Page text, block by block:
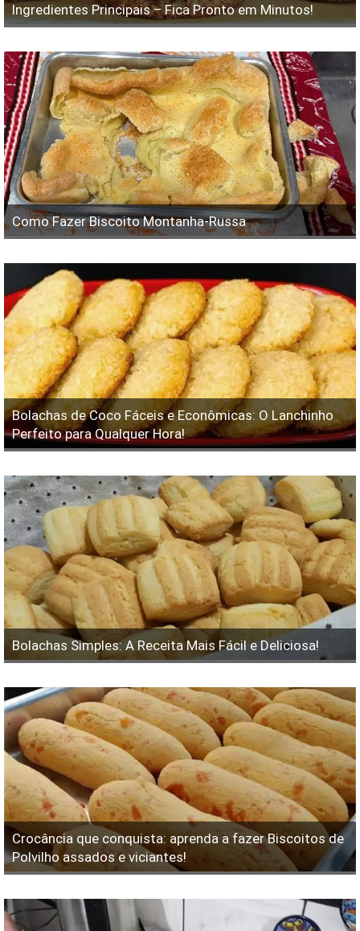
Ingredientes Principais – Fica Pronto em Minutos!
Como Fazer Biscoito Montanha-Russa
Bolachas de Coco Fáceis e Econômicas: O Lanchinho
Perfeito para Qualquer Hora!
Bolachas Simples: A Receita Mais Fácil e Deliciosa!
Crocância que conquista: aprenda a fazer Biscoitos de
Polvilho assados e viciantes!